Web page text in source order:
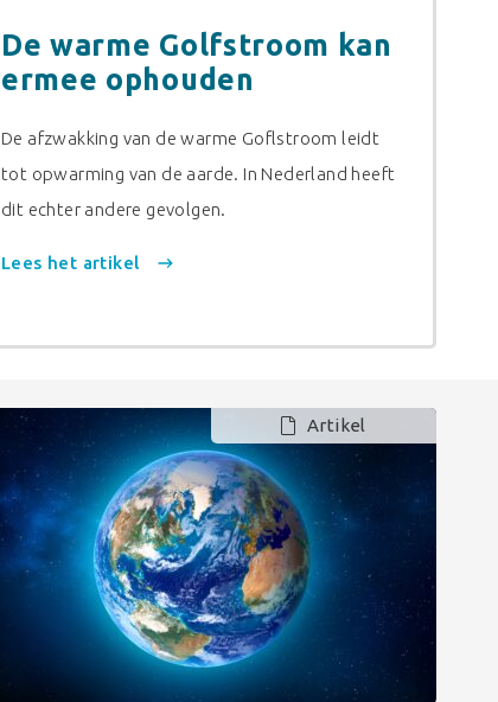
De warme Golfstroom kan
ermee ophouden
De afzwakking van de warme Goflstroom leidt
tot opwarming van de aarde. In Nederland heeft
dit echter andere gevolgen.
Lees het artikel
Artikel